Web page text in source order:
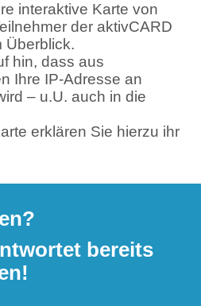
interaktive Karte von
der aktivCARD
Überblick.
hin, dass aus
Ihre IP-Adresse an
– u.U. auch in die
erklären Sie hierzu ihr
bereits